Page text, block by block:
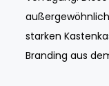
starken
Branding aus